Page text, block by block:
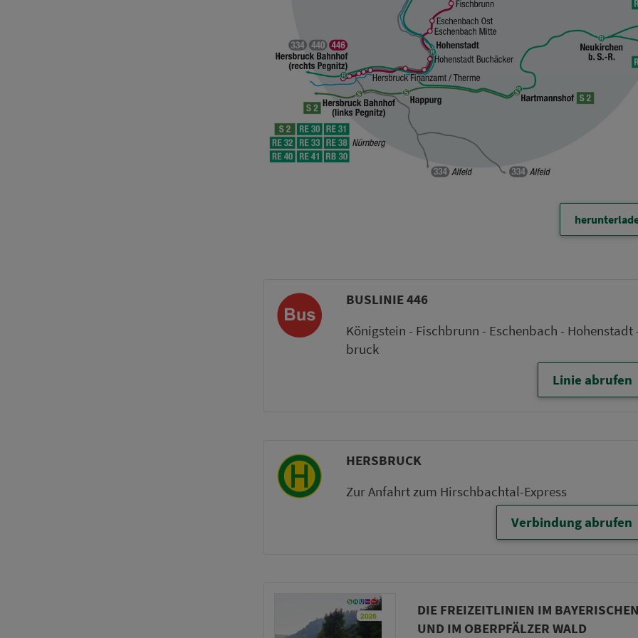
BUSLINIE 446
Königstein - Fischbrunn - Eschenbach -
bruck
Linie abrufen
HERS­BRUCK
Zur Anfahrt zum Hirschbachtal-Express
Verbindung abrufen
DIE FREI­ZEIT­LI­NI­EN IM
UND IM OBERPFÄLZER WALD